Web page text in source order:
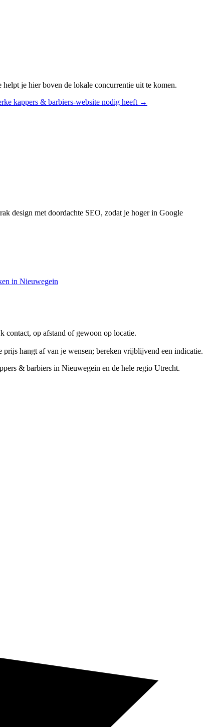
je hier boven de lokale concurrentie uit te komen.
kappers & barbiers-website nodig heeft →
design met doordachte SEO, zodat je hoger in Google
in Nieuwegein
contact, op afstand of gewoon op locatie.
hangt af van je wensen; bereken vrijblijvend een indicatie.
& barbiers in Nieuwegein en de hele regio Utrecht.